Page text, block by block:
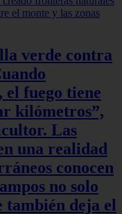
verde contra
fuego tiene
kilómetros”,
Las
una realidad
conocen
no solo
también deja el